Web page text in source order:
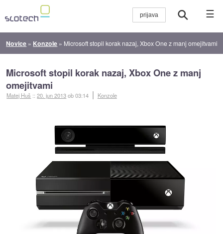
☰
Novice » Konzole » Microsoft stopil korak nazaj, Xbox One z manj omejitvami
Microsoft stopil korak nazaj, Xbox One z manj
omejitvami
Matej Huš ::20. jun 2013ob 03:14 Konzole